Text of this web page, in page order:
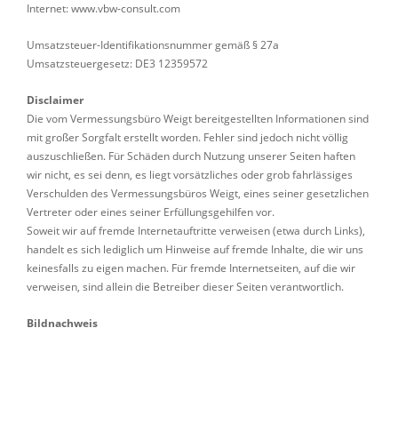
Internet: www.vbw-consult.com
Umsatzsteuer-Identifikationsnummer gemäß § 27a
Umsatzsteuergesetz: DE3 12359572
Disclaimer
Die vom Vermessungsbüro Weigt bereitgestellten Informationen sind
mit großer Sorgfalt erstellt worden. Fehler sind jedoch nicht völlig
auszuschließen. Für Schäden durch Nutzung unserer Seiten haften
wir nicht, es sei denn, es liegt vorsätzliches oder grob fahrlässiges
Verschulden des Vermessungsbüros Weigt, eines seiner gesetzlichen
Vertreter oder eines seiner Erfüllungsgehilfen vor.
Soweit wir auf fremde Internetauftritte verweisen (etwa durch Links),
handelt es sich lediglich um Hinweise auf fremde Inhalte, die wir uns
keinesfalls zu eigen machen. Für fremde Internetseiten, auf die wir
verweisen, sind allein die Betreiber dieser Seiten verantwortlich.
Bildnachweis